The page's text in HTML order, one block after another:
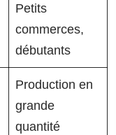
Petits
commerces,
débutants
Production en
grande
quantité